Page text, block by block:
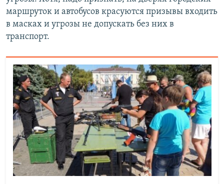
маршруток и автобусов красуются призывы входить
в масках и угрозы не допускать без них в
транспорт.